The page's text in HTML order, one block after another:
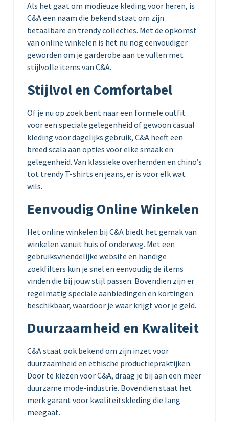
Als het gaat om modieuze kleding voor heren, is
C&A een naam die bekend staat om zijn
betaalbare en trendy collecties. Met de opkomst
van online winkelen is het nu nog eenvoudiger
geworden om je garderobe aan te vullen met
stijlvolle items van C&A.
Stijlvol en Comfortabel
Of je nu op zoek bent naar een formele outfit
voor een speciale gelegenheid of gewoon casual
kleding voor dagelijks gebruik, C&A heeft een
breed scala aan opties voor elke smaak en
gelegenheid. Van klassieke overhemden en chino’s
tot trendy T-shirts en jeans, er is voor elk wat
wils.
Eenvoudig Online Winkelen
Het online winkelen bij C&A biedt het gemak van
winkelen vanuit huis of onderweg. Met een
gebruiksvriendelijke website en handige
zoekfilters kun je snel en eenvoudig de items
vinden die bij jouw stijl passen. Bovendien zijn er
regelmatig speciale aanbiedingen en kortingen
beschikbaar, waardoor je waar krijgt voor je geld.
Duurzaamheid en Kwaliteit
C&A staat ook bekend om zijn inzet voor
duurzaamheid en ethische productiepraktijken.
Door te kiezen voor C&A, draag je bij aan een meer
duurzame mode-industrie. Bovendien staat het
merk garant voor kwaliteitskleding die lang
meegaat.